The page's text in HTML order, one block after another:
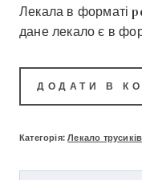
Лекала в форматі
дане лекало є в
ДОДАТИ В
Категорія:Лекало